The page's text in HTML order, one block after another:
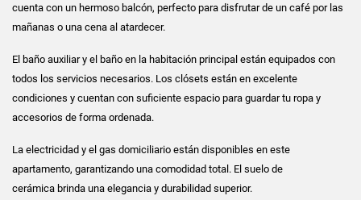
cuenta con un hermoso balcón, perfecto para disfrutar de un café por las
mañanas o una cena al atardecer.
El baño auxiliar y el baño en la habitación principal están equipados con
todos los servicios necesarios. Los clósets están en excelente
condiciones y cuentan con suficiente espacio para guardar tu ropa y
accesorios de forma ordenada.
La electricidad y el gas domiciliario están disponibles en este
apartamento, garantizando una comodidad total. El suelo de
cerámica brinda una elegancia y durabilidad superior.